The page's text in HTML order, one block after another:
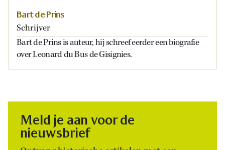
Bart de Prins
Schrijver
Bart de Prins is auteur, hij schreef eerder een biografie
over Leonard du Bus de Gisignies.
Meld je aan voor de
nieuwsbrief